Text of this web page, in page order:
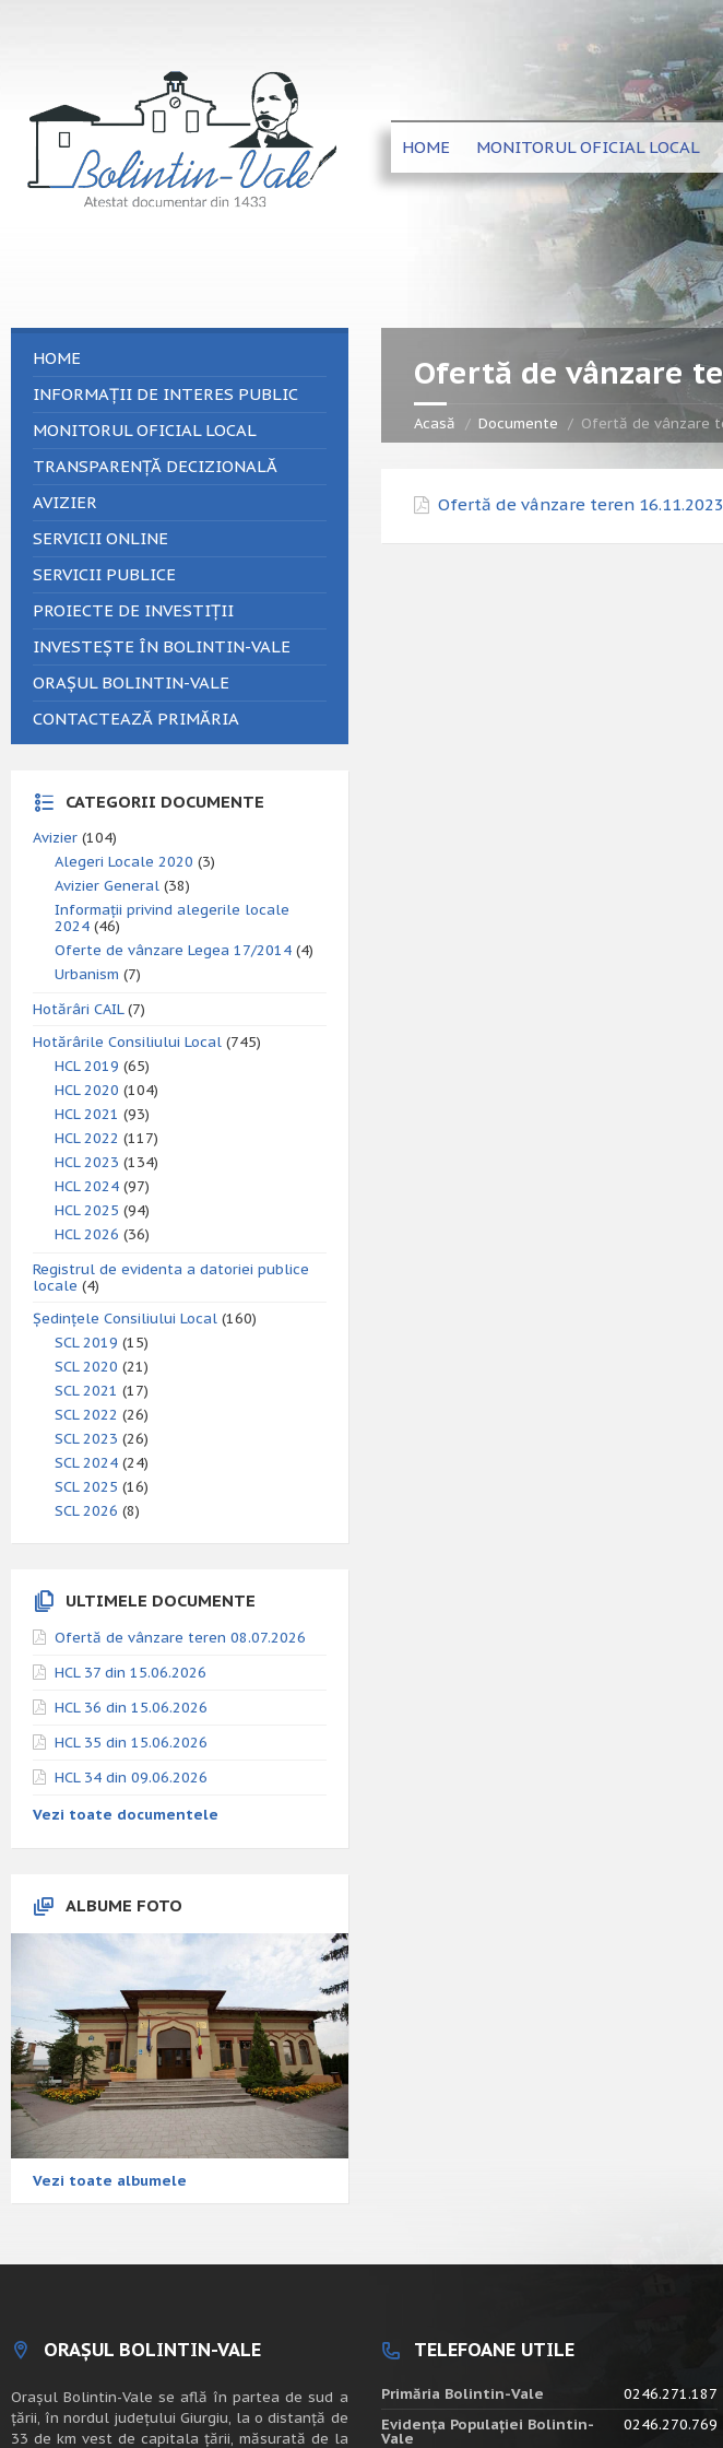
HOME MONITORUL OFICIAL LOCAL
Ofertă de vânzare
Acasă Documente Ofertă de vânzare
Ofertă de vânzare teren 16.11.2023
HOME
INFORMAȚII DE INTERES PUBLIC
MONITORUL OFICIAL LOCAL
TRANSPARENȚĂ DECIZIONALĂ
AVIZIER
SERVICII ONLINE
SERVICII PUBLICE
PROIECTE DE INVESTIȚII
INVESTEȘTE ÎN BOLINTIN-VALE
ORAȘUL BOLINTIN-VALE
CONTACTEAZĂ PRIMĂRIA
CATEGORII DOCUMENTE
Avizier (104)
Alegeri Locale 2020 (3)
Avizier General (38)
Informații privind alegerile locale
2024 (46)
Oferte de vânzare Legea 17/2014 (4)
Urbanism (7)
Hotărâri CAIL(7)
Hotărârile Consiliului Local (745)
HCL 2019 (65)
HCL 2020 (104)
HCL 2021 (93)
HCL 2022 (117)
HCL 2023 (134)
HCL 2024 (97)
HCL 2025 (94)
HCL 2026 (36)
Registrul de evidenta a datoriei publice
locale (4)
Ședințele Consiliului Local (160)
SCL 2019 (15)
SCL 2020 (21)
SCL 2021 (17)
SCL 2022 (26)
SCL 2023 (26)
SCL 2024 (24)
SCL 2025 (16)
SCL 2026 (8)
ULTIMELE DOCUMENTE
Ofertă de vânzare teren 08.07.2026
HCL 37 din 15.06.2026
HCL 36 din 15.06.2026
HCL 35 din 15.06.2026
HCL 34 din 09.06.2026
Vezi toate documentele
ALBUME FOTO
Vezi toate albumele
ORAȘUL BOLINTIN-VALE
Oraşul Bolintin-Vale se află în partea de sud a
ţării, în nordul judeţului Giurgiu, la o distanţă de
33 de km vest de capitala țării, măsurată de la
TELEFOANE UTILE
Primăria Bolintin-Vale
0246.271.187
Evidența Populației Bolintin-
Vale
0246.270.769